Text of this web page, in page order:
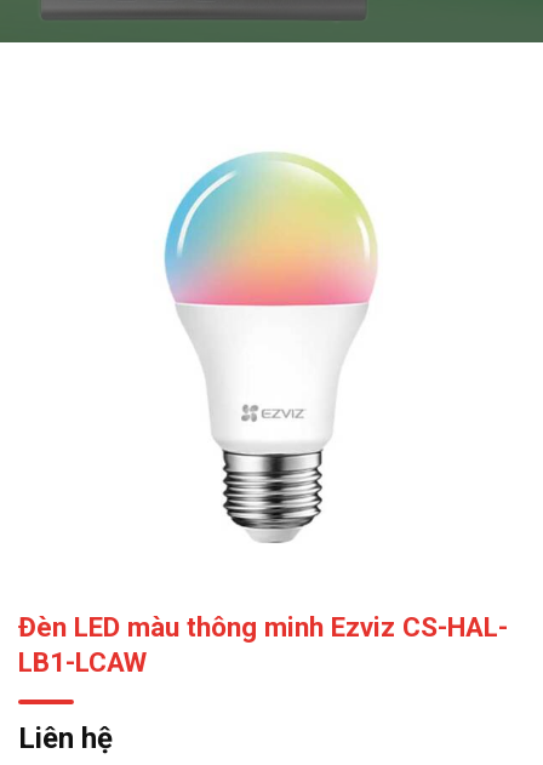
Đèn LED màu thông minh Ezviz CS-HAL-
LB1-LCAW
Liên hệ